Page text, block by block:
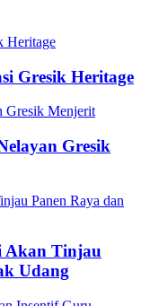
Gresik Heritage
Gresik
Akan Tinjau
Udang